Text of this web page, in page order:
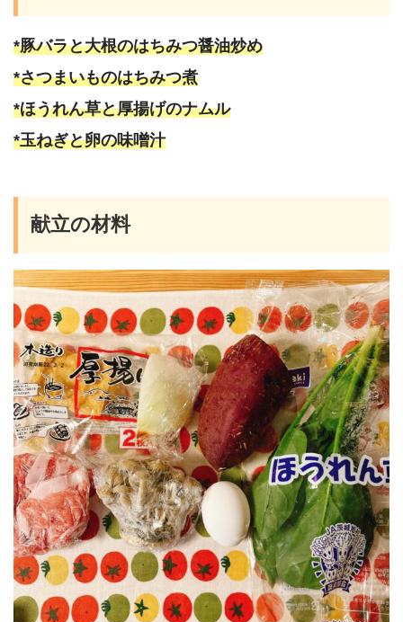
*豚バラと大根のはちみつ醤油炒め
*さつまいものはちみつ煮
*ほうれん草と厚揚げのナムル
*玉ねぎと卵の味噌汁
献立の材料